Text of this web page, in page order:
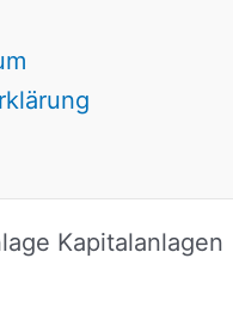
Kapitalanlagen